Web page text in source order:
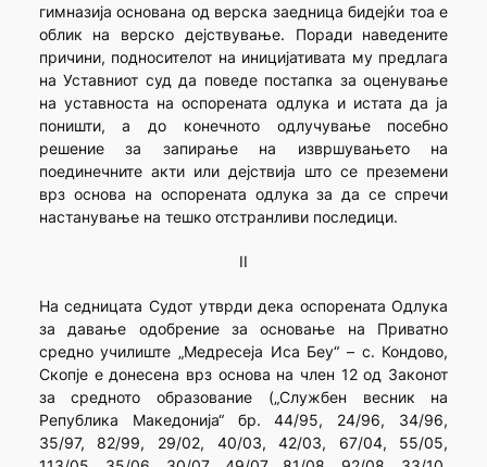
гимназија основана од верска заедница бидејќи тоа е
облик на верско дејствување. Поради наведените
причини, подносителот на иницијативата му предлага
на Уставниот суд да поведе постапка за оценување
на уставноста на оспорената одлука и истата да ја
поништи, а до конечното одлучување посебно
решение за запирање на извршувањето на
поединечните акти или дејствија што се преземени
врз основа на оспорената одлука за да се спречи
настанување на тешко отстранливи последици.
II
На седницата Судот утврди дека оспорената Одлука
за давање одобрение за основање на Приватно
средно училиште „Медресеја Иса Беу“ – с. Кондово,
Скопје е донесена врз основа на член 12 од Законот
за средното образование („Службен весник на
Република Македонија“ бр. 44/95, 24/96, 34/96,
35/97, 82/99, 29/02, 40/03, 42/03, 67/04, 55/05,